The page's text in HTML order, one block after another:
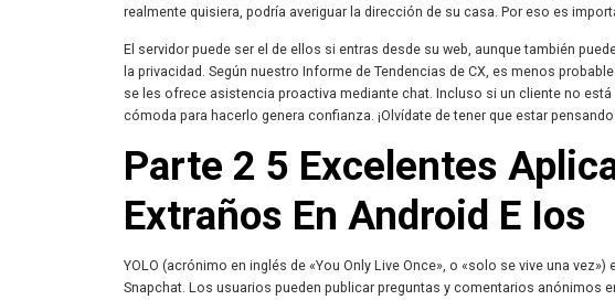
realmente quisiera, podría averiguar la dirección de su casa. Por eso es
El servidor puede ser el de ellos si entras desde su web, aunque también
la privacidad. Según nuestro Informe de Tendencias de CX, es menos
se les ofrece asistencia proactiva mediante chat. Incluso si un cliente no
cómoda para hacerlo genera confianza. ¡Olvídate de tener que estar
Parte 2 5 Excelentes
Extraños En Android E Ios
YOLO (acrónimo en inglés de «You Only Live Once», o «solo se vive una
Snapchat. Los usuarios pueden publicar preguntas y comentarios anónimos